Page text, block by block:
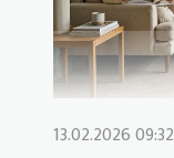
13.02.2026 09:32